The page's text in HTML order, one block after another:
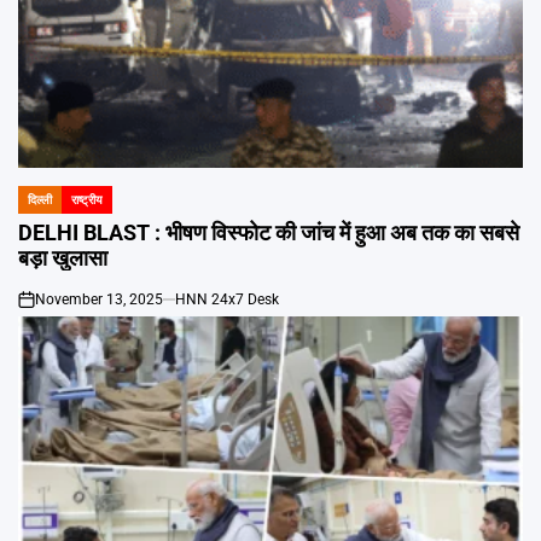
POSTED
IN
दिल्ली राष्ट्रीय
DELHI BLAST : भीषण विस्फोट की जांच में हुआ अब तक का सबसे
बड़ा खुलासा
on
November 13, 2025 HNN 24x7 Desk